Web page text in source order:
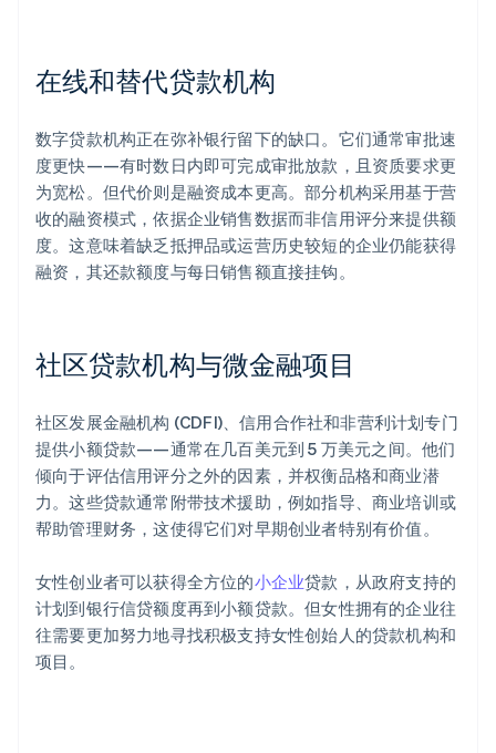
在线和替代贷款机构
数字贷款机构正在弥补银行留下的缺口。它们通常审批速
度更快——有时数日内即可完成审批放款，且资质要求更
为宽松。但代价则是融资成本更高。部分机构采用基于营
收的融资模式，依据企业销售数据而非信用评分来提供额
度。这意味着缺乏抵押品或运营历史较短的企业仍能获得
融资，其还款额度与每日销售额直接挂钩。
社区贷款机构与微金融项目
社区发展金融机构 (CDFI)、信用合作社和非营利计划专门
提供小额贷款——通常在几百美元到 5 万美元之间。他们
倾向于评估信用评分之外的因素，并权衡品格和商业潜
力。这些贷款通常附带技术援助，例如指导、商业培训或
帮助管理财务，这使得它们对早期创业者特别有价值。
女性创业者可以获得全方位的小企业贷款，从政府支持的
计划到银行信贷额度再到小额贷款。但女性拥有的企业往
往需要更加努力地寻找积极支持女性创始人的贷款机构和
项目。